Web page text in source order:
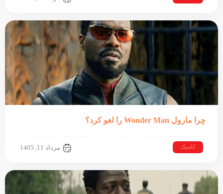
چرا مارول Wonder Man را لغو کرد؟
کامیک مرداد 11, 1405